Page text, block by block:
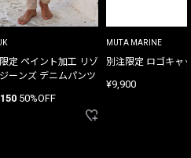
定 ペイント加工 リゾ
ーンズ デニムパンツ
50%OFF
MUTA MARINE
別注限定 ロゴキャ
¥9,900